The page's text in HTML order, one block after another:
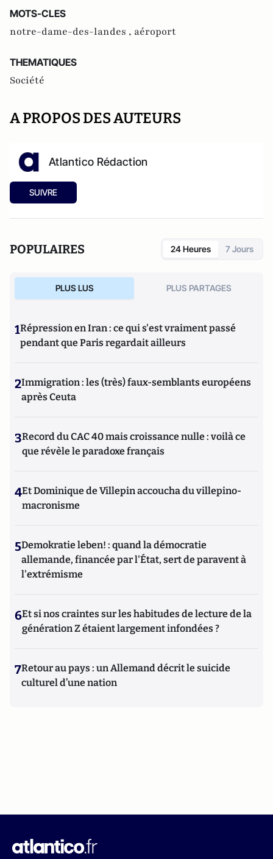
MOTS-CLES
notre-dame-des-landes , aéroport
THEMATIQUES
Société
A PROPOS DES AUTEURS
Atlantico Rédaction
SUIVRE
POPULAIRES 24 Heures 7 Jours
PLUS LUS PLUS PARTAGES
1Répression en Iran : ce qui s'est vraiment passé
pendant que Paris regardait ailleurs
2Immigration : les (très) faux-semblants européens
après Ceuta
3Record du CAC 40 mais croissance nulle : voilà ce
que révèle le paradoxe français
4Et Dominique de Villepin accoucha du villepino-
macronisme
5Demokratie leben! : quand la démocratie
allemande, financée par l'État, sert de paravent à
l'extrémisme
6Et si nos craintes sur les habitudes de lecture de la
génération Z étaient largement infondées ?
7Retour au pays : un Allemand décrit le suicide
culturel d’une nation